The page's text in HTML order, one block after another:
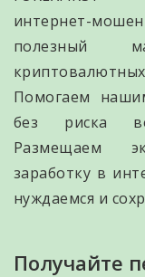
интернет-
полезный
Помогаем
без риска
Размещаем
заработку в
нуждаемся и
Получайте